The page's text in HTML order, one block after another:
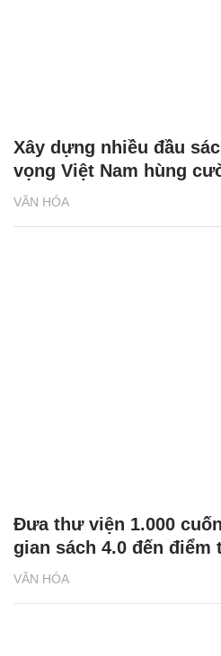
VĂN HÓA
Xây dựng nhiều đầu
vọng Việt Nam hùng
VĂN HÓA
Đưa thư viện 1.000
gian sách 4.0 đến